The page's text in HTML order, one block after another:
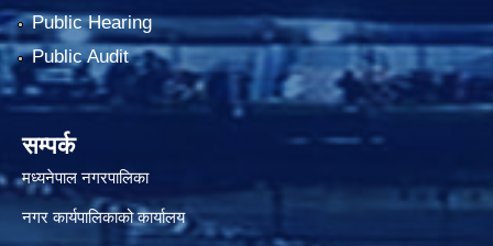
Public Hearing
Public Audit
सम्पर्क
मध्यनेपाल नगरपालिका
नगर कार्यपालिकाको कार्यालय